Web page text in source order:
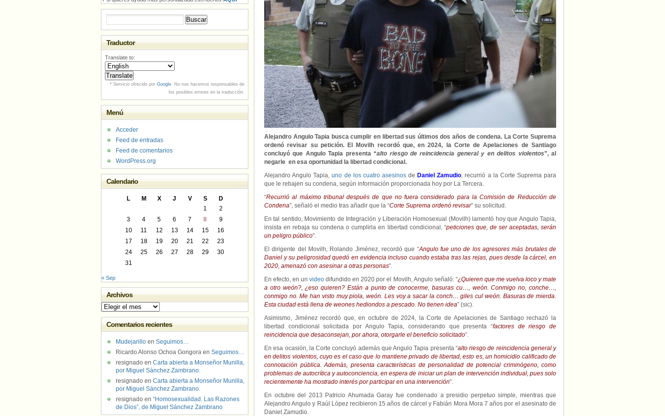
Alejandro Angulo Tapia busca cumplir en libertad sus últimos dos años de condena. La Corte Suprema
ordenó revisar su petición. El Movilh recordó que, en 2024, la Corte de Apelaciones de Santiago
concluyó que Angulo Tapia presenta “alto riesgo de reincidencia general y en delitos violentos”, al
negarle en esa oportunidad la libertad condicional.
Alejandro Angulo Tapia,uno de los cuatro asesinosde Daniel Zamudio, recurrió a la Corte Suprema para
que le rebajen su condena, según información proporcionada hoy por La Tercera.
“Recurrió al máximo tribunal después de que no fuera considerado para la Comisión de Reducción de
Condena”, señaló el medio tras añadir que la “Corte Suprema ordenó revisar” su solicitud.
En tal sentido, Movimiento de Integración y Liberación Homosexual (Movilh) lamentó hoy que Angulo Tapia,
insista en rebaja su condena o cumplirla en libertad condicional, “peticiones que, de ser aceptadas, serán
un peligro público”.
El dirigente del Movilh, Rolando Jiménez, recordó que “Angulo fue uno de los agresores más brutales de
Daniel y su peligrosidad quedó en evidencia incluso cuando estaba tras las rejas, pues desde la cárcel, en
2020, amenazó con asesinar a otras personas”.
En efecto, en un video difundido en 2020 por el Movilh, Angulo señaló: “¿Quieren que me vuelva loco y mate
a otro weón?, ¿eso quieren? Están a punto de conocerme, basuras cu…, weón. Conmigo no, conche…,
conmigo no. Me han visto muy piola, weón. Les voy a sacar la conch… giles cul weón. Basuras de mierda.
Esta ciudad está llena de weones hediondos a pescado. No tienen idea” (sic).
Asimismo, Jiménez recordó que, en octubre de 2024, la Corte de Apelaciones de Santiago rechazó la
libertad condicional solicitada por Angulo Tapia, considerando que presenta “factores de riesgo de
reincidencia que desaconsejan, por ahora, otorgarle el beneficio solicitado”.
En esa ocasión, la Corte concluyó además que Angulo Tapia presenta “alto riesgo de reincidencia general y
en delitos violentos, cuyo es el caso que lo mantiene privado de libertad, esto es, un homicidio calificado de
connotación pública. Además, presenta características de personalidad de potencial criminógeno, como
problemas de autocrítica y autoconciencia, en espera de iniciar un plan de intervención individual, pues solo
recientemente ha mostrado interés por participar en una intervención”.
En octubre del 2013 Patricio Ahumada Garay fue condenado a presidio perpetuo simple, mientras que
Alejandro Angulo y Raúl López recibieron 15 años de cárcel y Fabián Mora Mora 7 años por el asesinato de
Daniel Zamudio.
Traductor
Translate to:
* Servicio ofrecido por Google. No nos hacemos responsables de
los posibles errores en la traducción.
Menú
Acceder
Feed de entradas
Feed de comentarios
WordPress.org
Calendario
L M X J V S
D
1
2
3
4 5 6 7 8
9
10
11 12 13 14 15
16
17
18 19 20 21 22
23
24
25 26 27 28 29
30
31
« Sep
Archivos
Archivos
Comentarios recientes
Mudejarillo en Seguimos…
Ricardo Alonso Ochoa Gongora en Seguimos…
resignado en Carta abierta a Monseñor Munilla,
por Miguel Sánchez Zambrano.
resignado en Carta abierta a Monseñor Munilla,
por Miguel Sánchez Zambrano.
resignado en “Homosexualidad. Las Razones
de Dios”, de Miguel Sánchez Zambrano